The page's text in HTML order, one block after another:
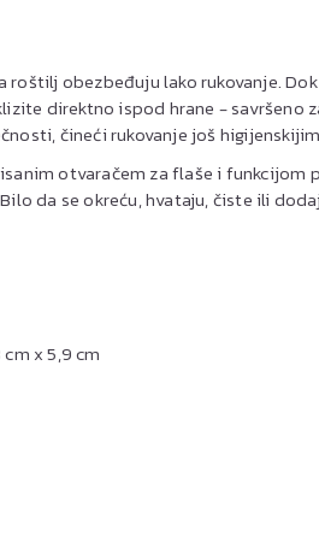
roštilj obezbeđuju lako rukovanje.
direktno ispod hrane - savršeno
čineći rukovanje još
otvaračem za flaše i
da se okreću, hvataju, čiste ili
cm x 5,9 cm